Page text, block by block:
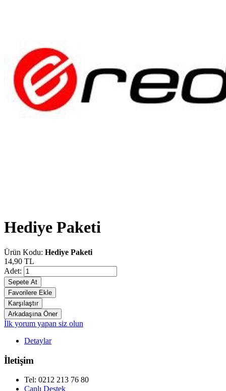
Hediye Paketi
Ürün Kodu: Hediye Paketi
14,90 TL
Adet:
İlk yorum yapan siz olun
Detaylar
İletişim
Tel: 0212 213 76 80
Canlı Destek